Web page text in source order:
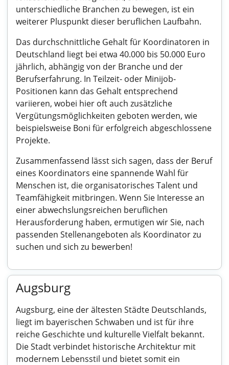
unterschiedliche Branchen zu bewegen, ist ein
weiterer Pluspunkt dieser beruflichen Laufbahn.
Das durchschnittliche Gehalt für Koordinatoren in
Deutschland liegt bei etwa 40.000 bis 50.000 Euro
jährlich, abhängig von der Branche und der
Berufserfahrung. In Teilzeit- oder Minijob-
Positionen kann das Gehalt entsprechend
variieren, wobei hier oft auch zusätzliche
Vergütungsmöglichkeiten geboten werden, wie
beispielsweise Boni für erfolgreich abgeschlossene
Projekte.
Zusammenfassend lässt sich sagen, dass der Beruf
eines Koordinators eine spannende Wahl für
Menschen ist, die organisatorisches Talent und
Teamfähigkeit mitbringen. Wenn Sie Interesse an
einer abwechslungsreichen beruflichen
Herausforderung haben, ermutigen wir Sie, nach
passenden Stellenangeboten als Koordinator zu
suchen und sich zu bewerben!
Augsburg
Augsburg, eine der ältesten Städte Deutschlands,
liegt im bayerischen Schwaben und ist für ihre
reiche Geschichte und kulturelle Vielfalt bekannt.
Die Stadt verbindet historische Architektur mit
modernem Lebensstil und bietet somit ein